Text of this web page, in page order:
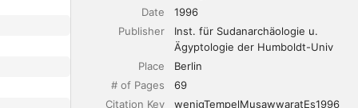
Date
1996
Publisher
Inst. für Sudanarchäologie u.
Ägyptologie der Humboldt-Univ
Place
Berlin
# of Pages
69
Citation Key
wenigTempelMusawwaratEs1996